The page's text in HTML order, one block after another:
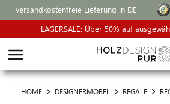
versandkostenfreie Lieferung in DE
LAGERSALE: Über 50% auf
HOME DESIGNERMÖBEL REGALE